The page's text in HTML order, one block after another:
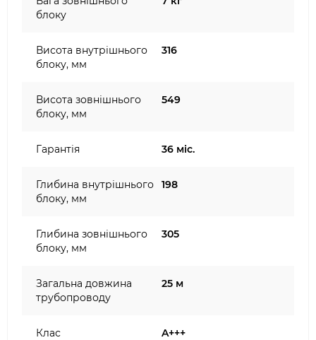
блоку
Висота внутрішнього
блоку, мм
316
Висота зовнішнього
блоку, мм
549
Гарантія 36 міс.
Глибина внутрішнього
блоку, мм
198
Глибина зовнішнього
блоку, мм
305
Загальна довжина
трубопроводу
25 м
Клас
A+++